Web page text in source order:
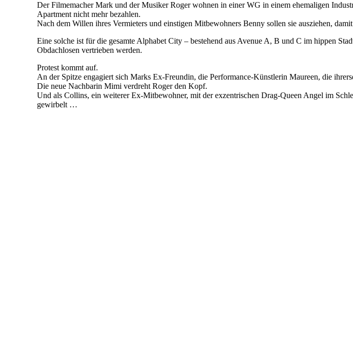
Der Filmemacher Mark und der Musiker Roger wohnen in einer WG in einem ehemaligen
Apartment nicht mehr bezahlen.
Nach dem Willen ihres Vermieters und einstigen Mitbewohners Benny sollen sie ausziehen,
Eine solche ist für die gesamte Alphabet City – bestehend aus Avenue A, B und C im hippen
Obdachlosen vertrieben werden.
Protest kommt auf.
An der Spitze engagiert sich Marks Ex-Freundin, die Performance-Künstlerin Maureen, die
Die neue Nachbarin Mimi verdreht Roger den Kopf.
Und als Collins, ein weiterer Ex-Mitbewohner, mit der exzentrischen Drag-Queen Angel im
gewirbelt …